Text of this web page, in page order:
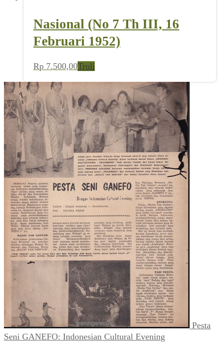
Nasional (No 7 Th III, 16
Februari 1952)
Rp 7.500,00Troli
Pesta
Seni GANEFO: Indonesian Cultural Evening